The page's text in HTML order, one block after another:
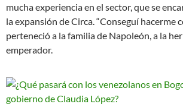
mucha experiencia en el sector, que se
la expansión de Circa. “Conseguí hacerme
perteneció a la familia de Napoleón, a la
emperador.